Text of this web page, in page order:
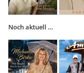
Noch aktuell …